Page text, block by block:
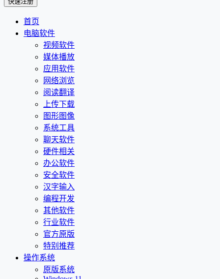
首页
电脑软件
视频软件
媒体播放
应用软件
网络浏览
阅读翻译
上传下载
图形图像
系统工具
聊天软件
硬件相关
办公软件
安全软件
汉字输入
编程开发
其他软件
行业软件
官方原版
特别推荐
操作系统
原版系统